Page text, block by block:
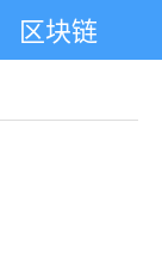
区块链